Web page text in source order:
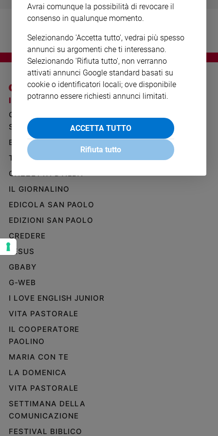
Ambiente
Volontariato
Diritti
Aziende
valore
Caso
settimana
Migranti
Diversità
Costume
e
2026
Cinema,
Tv
streaming
Libri
Famiglia
educazione
Genitori
e
Scuola
I SITI SAN PAOLO
GRUPPO EDITORIALE
SAN PAOLO
BENESSERE
TELENOVA
GAZZETTA D'ALBA
IL GIORNALINO
EDICOLA SAN PAOLO
EDIZIONI SAN PAOLO
CREDERE
JESUS
GBABY
G-WEB
I LOVE ENGLISH JUNIOR
VITA PASTORALE
IL COOPERATORE
PAOLINO
MARIA CON TE
LA DOMENICA
VITA PASTORALE
SETTIMANA DELLA
COMUNICAZIONE
FESTIVAL BIBLICO
NOTE LEGALI
INFORMATIVA
WHISTLEBLOWING
SOCIAL
Avrai comunque la possibilità di revocare il
consenso in qualunque momento.
Selezionando 'Accetta tutto', vedrai più spesso
annunci su argomenti che ti interessano.
Selezionando 'Rifiuta tutto', non verranno
attivati annunci Google standard basati su
cookie o identificatori locali; ove disponibile
potranno essere richiesti annunci limitati.
ACCETTA TUTTO
Rifiuta tutto